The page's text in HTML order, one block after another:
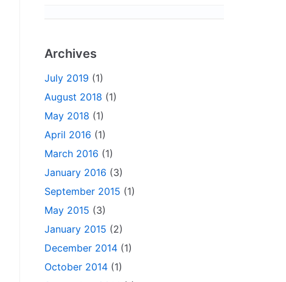
Archives
July 2019 (1)
August 2018 (1)
May 2018 (1)
April 2016 (1)
March 2016 (1)
January 2016 (3)
September 2015 (1)
May 2015 (3)
January 2015 (2)
December 2014 (1)
October 2014 (1)